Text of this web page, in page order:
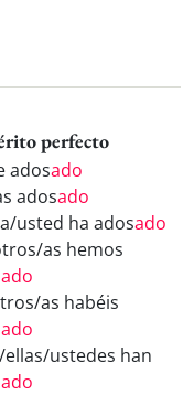
perfecto
adosado
adosado
usted ha adosado
as hemos
ado
as habéis
ado
ellas/ustedes han
ado